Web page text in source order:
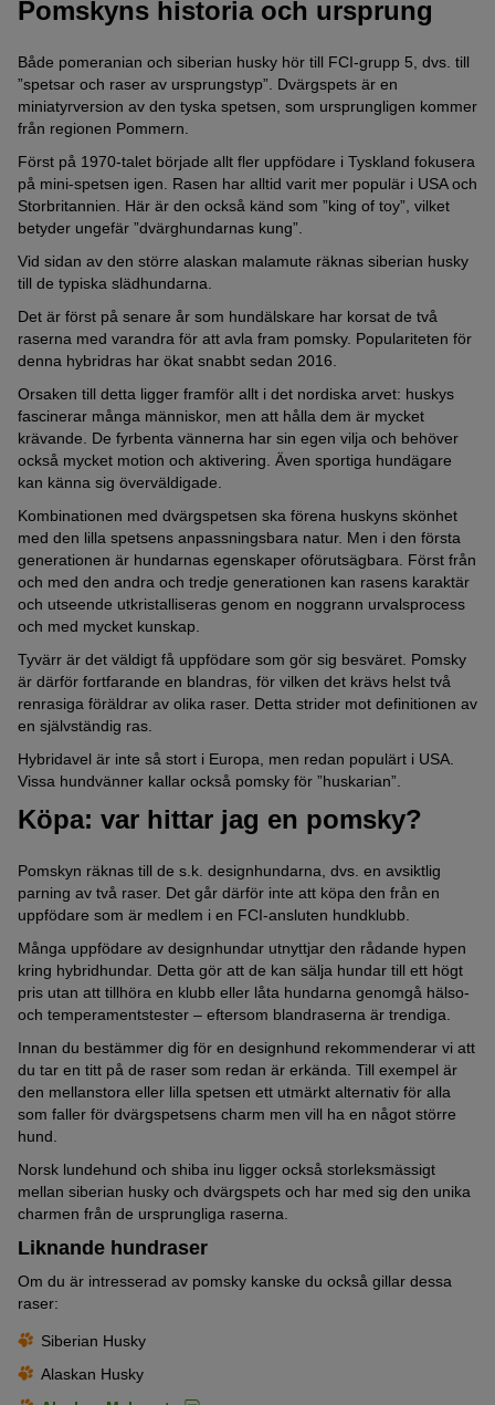
Pomskyns historia och ursprung
Både pomeranian och siberian husky hör till FCI-grupp 5, dvs. till
”spetsar och raser av ursprungstyp”. Dvärgspets är en
miniatyrversion av den tyska spetsen, som ursprungligen kommer
från regionen Pommern.
Först på 1970-talet började allt fler uppfödare i Tyskland fokusera
på mini-spetsen igen. Rasen har alltid varit mer populär i USA och
Storbritannien. Här är den också känd som ”king of toy”, vilket
betyder ungefär ”dvärghundarnas kung”.
Vid sidan av den större alaskan malamute räknas siberian husky
till de typiska slädhundarna.
Det är först på senare år som hundälskare har korsat de två
raserna med varandra för att avla fram pomsky. Populariteten för
denna hybridras har ökat snabbt sedan 2016.
Orsaken till detta ligger framför allt i det nordiska arvet: huskys
fascinerar många människor, men att hålla dem är mycket
krävande. De fyrbenta vännerna har sin egen vilja och behöver
också mycket motion och aktivering. Även sportiga hundägare
kan känna sig överväldigade.
Kombinationen med dvärgspetsen ska förena huskyns skönhet
med den lilla spetsens anpassningsbara natur. Men i den första
generationen är hundarnas egenskaper oförutsägbara. Först från
och med den andra och tredje generationen kan rasens karaktär
och utseende utkristalliseras genom en noggrann urvalsprocess
och med mycket kunskap.
Tyvärr är det väldigt få uppfödare som gör sig besväret. Pomsky
är därför fortfarande en blandras, för vilken det krävs helst två
renrasiga föräldrar av olika raser. Detta strider mot definitionen av
en självständig ras.
Hybridavel är inte så stort i Europa, men redan populärt i USA.
Vissa hundvänner kallar också pomsky för ”huskarian”.
Köpa: var hittar jag en pomsky?
Pomskyn räknas till de s.k. designhundarna, dvs. en avsiktlig
parning av två raser. Det går därför inte att köpa den från en
uppfödare som är medlem i en FCI-ansluten hundklubb.
Många uppfödare av designhundar utnyttjar den rådande hypen
kring hybridhundar. Detta gör att de kan sälja hundar till ett högt
pris utan att tillhöra en klubb eller låta hundarna genomgå hälso-
och temperamentstester – eftersom blandraserna är trendiga.
Innan du bestämmer dig för en designhund rekommenderar vi att
du tar en titt på de raser som redan är erkända. Till exempel är
den mellanstora eller lilla spetsen ett utmärkt alternativ för alla
som faller för dvärgspetsens charm men vill ha en något större
hund.
Norsk lundehund och shiba inu ligger också storleksmässigt
mellan siberian husky och dvärgspets och har med sig den unika
charmen från de ursprungliga raserna.
Liknande hundraser
Om du är intresserad av pomsky kanske du också gillar dessa
raser:
Siberian Husky
Alaskan Husky